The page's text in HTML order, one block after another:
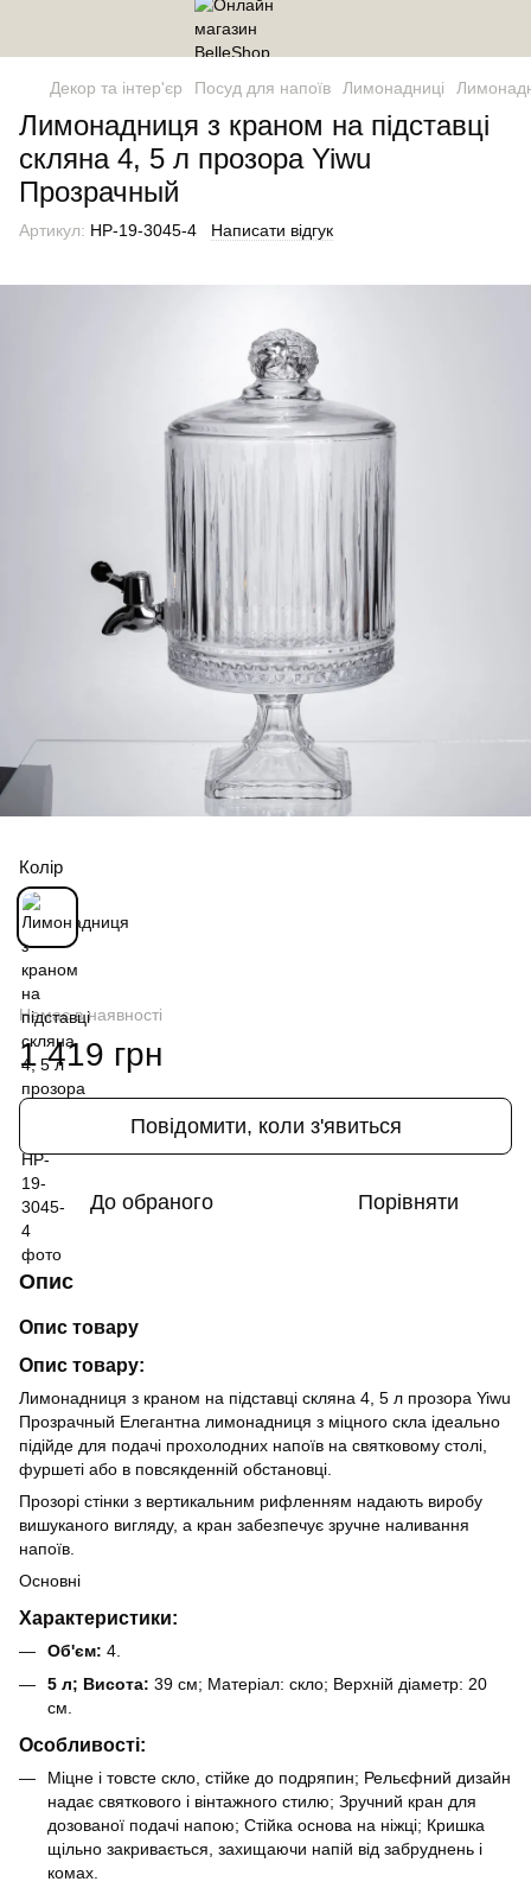
Декор та інтер'єр Посуд для напоїв Лимонадниці
Лимонадниця з краном на підставці
скляна 4, 5 л прозора Yiwu
Прозрачный
Артикул: HP-19-3045-4 Написати відгук
Колір
Немає в наявності
1 419 грн
Повідомити, коли з'явиться
До обраного Порівняти
Опис
Опис товару
Опис товару:
Лимонадниця з краном на підставці скляна 4, 5 л прозора Yiwu
Прозрачный Елегантна лимонадниця з міцного скла ідеально
підійде для подачі прохолодних напоїв на святковому столі,
фуршеті або в повсякденній обстановці.
Прозорі стінки з вертикальним рифленням надають виробу
вишуканого вигляду, а кран забезпечує зручне наливання
напоїв.
Основні
Характеристики:
Об'єм: 4.
5 л; Висота: 39 см; Матеріал: скло; Верхній діаметр: 20
см.
Особливості:
Міцне і товсте скло, стійке до подряпин; Рельєфний дизайн
надає святкового і вінтажного стилю; Зручний кран для
дозованої подачі напою; Стійка основа на ніжці; Кришка
щільно закривається, захищаючи напій від забруднень і
комах.